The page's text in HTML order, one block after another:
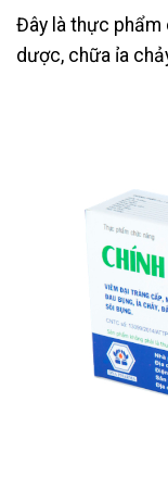
Đây là thực
dược, chữa ỉa